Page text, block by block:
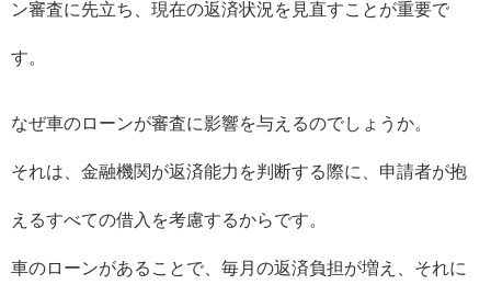
ン審査に先立ち、現在の返済状況を見直すことが重要で
す。
なぜ車のローンが審査に影響を与えるのでしょうか。
それは、金融機関が返済能力を判断する際に、申請者が抱
えるすべての借入を考慮するからです。
車のローンがあることで、毎月の返済負担が増え、それに